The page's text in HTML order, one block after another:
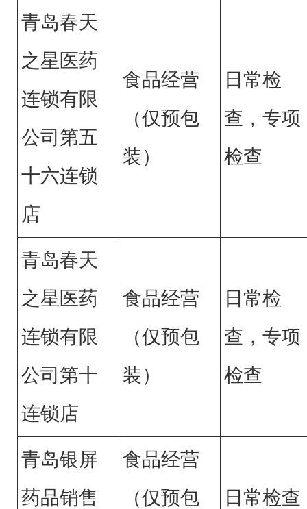
青岛春天
之星医药
连锁有限
公司第五
十六连锁
店
食品经营
（仅预包
装）
日常检
查，专项
检查
青岛春天
之星医药
连锁有限
公司第十
连锁店
食品经营
（仅预包
装）
日常检
查，专项
检查
青岛银屏
药品销售
食品经营
（仅预包
日常检查